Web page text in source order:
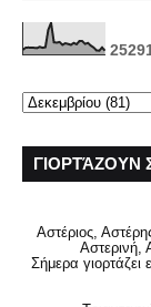
2529
ΓΙΟΡΤΆΖΟΥΝ
Αστέριος,
Αστερινή,
Σήμερα γιορτάζει